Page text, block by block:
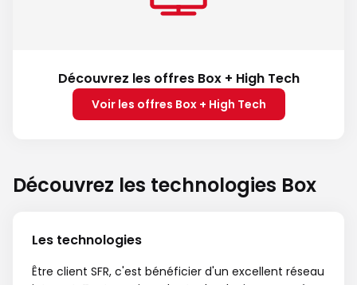
Découvrez les offres Box + High Tech
Voir les offres Box + High Tech
Découvrez les technologies Box
Les technologies
Être client SFR, c'est bénéficier d'un excellent réseau